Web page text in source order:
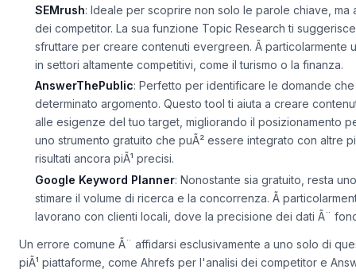
analizzato i competitor con Ahrefs, ha raddoppiato il traffico
SEMrush: Ideale per scoprire non solo le parole chiave,
dei competitor. La sua funzioneTopic Researchti
sfruttare per creare contenuti evergreen. Ã
in settori altamente competitivi, come il turismo o la finanza.
AnswerThePublic: Perfetto per identificare le domande
determinato argomento. Questo tool ti aiuta a creare
alle esigenze del tuo target, migliorando il posizionamento
uno strumento gratuito che puÃ² essere integrato con altre
risultati ancora piÃ¹ precisi.
Google Keyword Planner : Nonostante sia gratuito, resta
stimare il volume di ricerca e la concorrenza. Ã
lavorano con clienti locali, dove la precisione dei dati Ã¨
Un errore comune Ã¨ affidarsi esclusivamente a uno solo di